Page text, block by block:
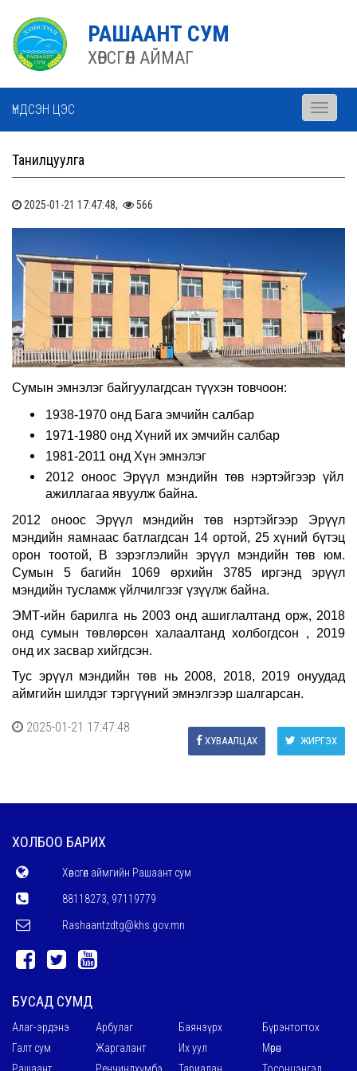
РАШААНТ СУМ
ХӨВСГӨЛ АЙМАГ
ҮНДСЭН ЦЭС
Toggle
Танилцуулга
2025-01-21 17:47:48, 566
Сумын эмнэлэг байгуулагдсан түүхэн товчоон:
1938-1970 онд Бага эмчийн салбар
1971-1980 онд Хүний их эмчийн салбар
1981-2011 онд Хүн эмнэлэг
2012 оноос Эрүүл мэндийн төв нэртэйгээр үйл
ажиллагаа явуулж байна.
2012 оноос Эрүүл мэндийн төв нэртэйгээр Эрүүл
мэндийн яамнаас батлагдсан 14 ортой, 25 хүний бүтэц
орон тоотой, В зэрэглэлийн эрүүл мэндийн төв юм.
Сумын 5 багийн 1069 өрхийн 3785 иргэнд эрүүл
мэндийн тусламж үйлчилгээг үзүүлж байна.
ЭМТ-ийн барилга нь 2003 онд ашиглалтанд орж, 2018
онд сумын төвлөрсөн халаалтанд холбогдсон , 2019
онд их засвар хийгдсэн.
Тус эрүүл мэндийн төв нь 2008, 2018, 2019 онуудад
аймгийн шилдэг тэргүүний эмнэлгээр шалгарсан.
2025-01-21 17:47:48
ЖИРГЭХ
ХУВААЛЦАХ
ХОЛБОО БАРИХ
Хөвсгөл аймгийн Рашаант сум
88118273, 97119779
Rashaantzdtg@khs.gov.mn
БУСАД СУМД
Алаг-эрдэнэ Арбулаг Баянзүрх
Бүрэнтогтох
Галт сум
Жаргалант Их уул
Мөрөн